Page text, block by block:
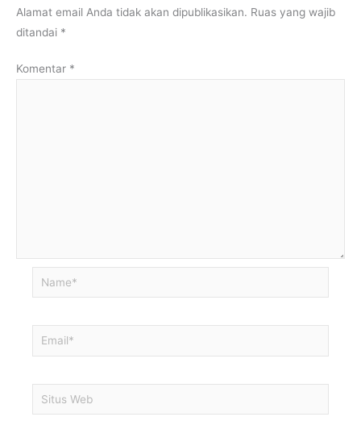
Alamat email Anda tidak akan dipublikasikan. Ruas yang wajib
ditandai *
Komentar *
Name*
Email*
Situs
Web